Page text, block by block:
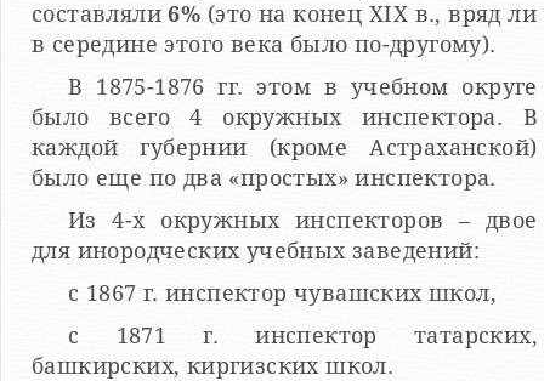
составляли6% (это на конец XIX в., вряд ли
в середине этого века было по-другому).
В 1875-1876 гг. этом в учебном округе
было всего 4 окружных инспектора. В
каждой губернии (кроме Астраханской)
было еще по два «простых» инспектора.
Из 4-х окружных инспекторов – двое
для инородческих учебных заведений:
с 1867 г. инспектор чувашских школ,
с 1871 г. инспектор татарских,
башкирских, киргизских школ.